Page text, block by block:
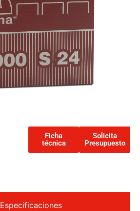
Ficha
técnica
Solicita
Presupuesto
Especificaciones